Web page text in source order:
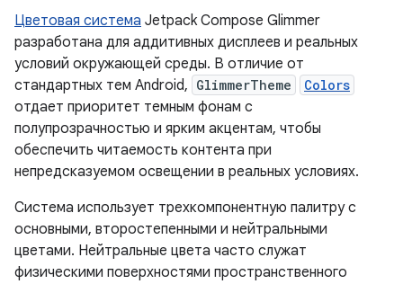
Цветовая система Jetpack Compose Glimmer
разработана для аддитивных дисплеев и реальных
условий окружающей среды. В отличие от
стандартных тем Android, GlimmerTheme Colors
отдает приоритет темным фонам с
полупрозрачностью и ярким акцентам, чтобы
обеспечить читаемость контента при
непредсказуемом освещении в реальных условиях.
Система использует трехкомпонентную палитру с
основными, второстепенными и нейтральными
цветами. Нейтральные цвета часто служат
физическими поверхностями пространственного